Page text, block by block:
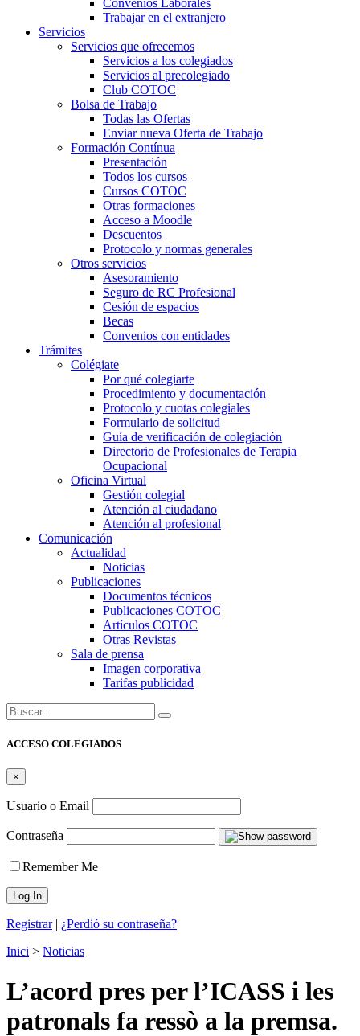
Convenios Laborales
Trabajar en el extranjero
Servicios
Servicios que ofrecemos
Servicios a los colegiados
Servicios al precolegiado
Club COTOC
Bolsa de Trabajo
Todas las Ofertas
Enviar nueva Oferta de Trabajo
Formación Contínua
Presentación
Todos los cursos
Cursos COTOC
Otras formaciones
Acceso a Moodle
Descuentos
Protocolo y normas generales
Otros servicios
Asesoramiento
Seguro de RC Profesional
Cesión de espacios
Becas
Convenios con entidades
Trámites
Colégiate
Por qué colegiarte
Procedimiento y documentación
Protocolo y cuotas colegiales
Formulario de solicitud
Guía de verificación de colegiación
Directorio de Profesionales de Terapia
Ocupacional
Oficina Virtual
Gestión colegial
Atención al ciudadano
Atención al profesional
Comunicación
Actualidad
Noticias
Publicaciones
Documentos técnicos
Publicaciones COTOC
Artículos COTOC
Otras Revistas
Sala de prensa
Imagen corporativa
Tarifas publicidad
Buscar:
ACCESO COLEGIADOS
×
Usuario o Email
Contraseña
Remember Me
Registrar| ¿Perdió su contraseña?
Inici > Noticias
L’acord pres per l’ICASS i les
patronals fa ressò a la premsa.